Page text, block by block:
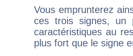
Vous emprunterez
ces trois signes, un
caractéristiques au
plus fort que le signe